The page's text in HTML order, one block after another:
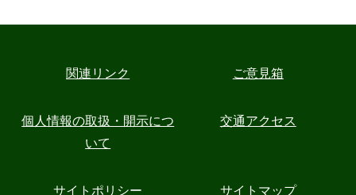
関連リンク ご意見箱
個人情報の取扱・開示につ
いて
交通アクセス
サイトポリシー サイトマップ